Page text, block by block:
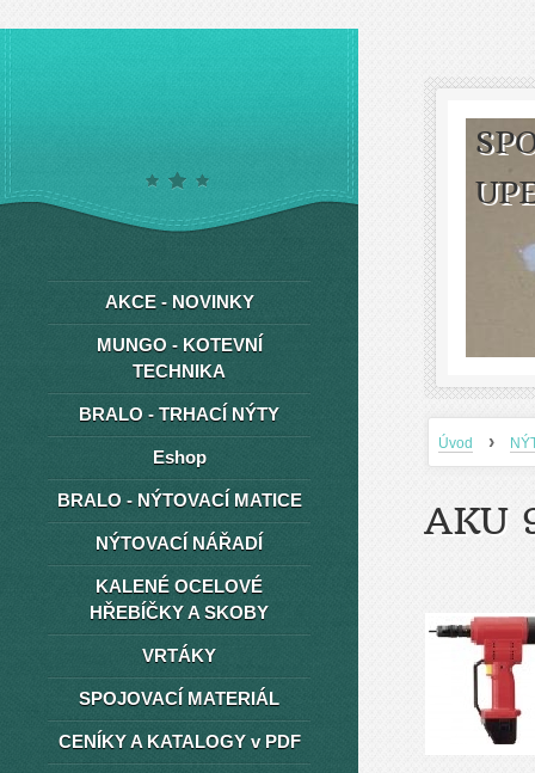
Úvod ›
AKU
AKCE - NOVINKY
MUNGO - KOTEVNÍ
TECHNIKA
BRALO - TRHACÍ NÝTY
Eshop
BRALO - NÝTOVACÍ MATICE
NÝTOVACÍ NÁŘADÍ
KALENÉ OCELOVÉ
HŘEBÍČKY A SKOBY
VRTÁKY
SPOJOVACÍ MATERIÁL
CENÍKY A KATALOGY v PDF